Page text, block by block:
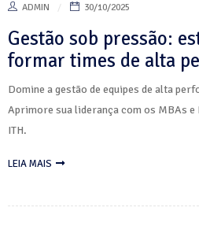
ADMIN 30/10/2025
Gestão sob pressão:
formar times de alta
Domine a gestão de equipes de alta
Aprimore sua liderança com os MBAs e
ITH.
LEIA MAIS